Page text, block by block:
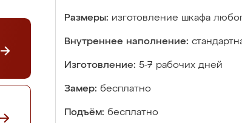
Размеры: изготовление шкафа
Внутреннее наполнение:
Изготовление: 5-7 рабочих дней
Замер: бесплатно
Подъём: бесплатно